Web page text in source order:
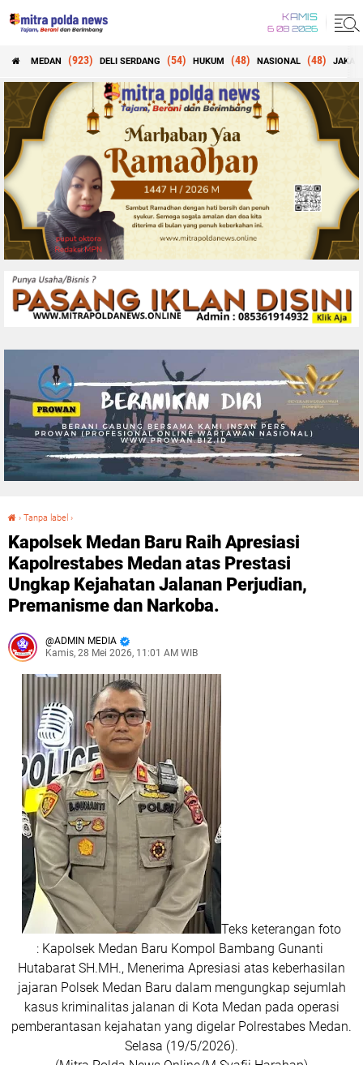
KAMIS
6 08 2026
MEDAN (923) DELI SERDANG (54) HUKUM (48) NASIONAL (48)
› Tanpa label ›
Kapolsek Medan Baru Raih Apresiasi
Kapolrestabes Medan atas Prestasi
Ungkap Kejahatan Jalanan Perjudian,
Premanisme dan Narkoba.
ADMIN MEDIA
Kamis, 28 Mei 2026, 11:01 AM WIB
Teks keterangan foto
: Kapolsek Medan Baru Kompol Bambang Gunanti
Hutabarat SH.MH., Menerima Apresiasi atas keberhasilan
jajaran Polsek Medan Baru dalam mengungkap sejumlah
kasus kriminalitas jalanan di Kota Medan pada operasi
pemberantasan kejahatan yang digelar Polrestabes Medan.
Selasa (19/5/2026).